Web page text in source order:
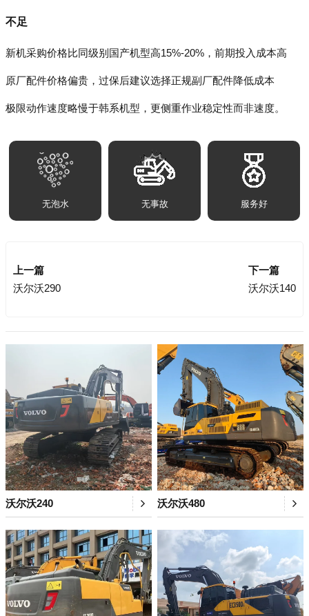
不足
新机采购价格比同级别国产机型高15%-20%，前期投入成本高
原厂配件价格偏贵，过保后建议选择正规副厂配件降低成本
极限动作速度略慢于韩系机型，更侧重作业稳定性而非速度。
无泡水 无事故 服务好
上一篇
沃尔沃290
下一篇
沃尔沃140
沃尔沃240 沃尔沃480